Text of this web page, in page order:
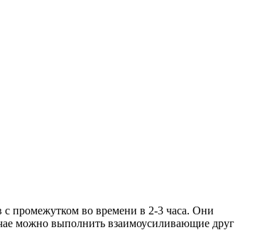
с промежутком во времени в 2-3 часа. Они
можно выполнить взаимоусиливающие друг